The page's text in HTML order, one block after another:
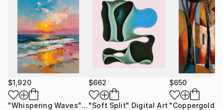
Durante gli studi si concentra sulla ricerca di varie
forme di espressione e tecniche artistiche innovative.
Finiti gli studi nel 2013 inizia a collaborare in diversi
studi di architettura e aziende di design portando
avanti la produzione di opere d'arte tra scultura,
stampe d'arte e dipinti.
$1,920
"Whispering Waves"Digital Art
$662
"Soft Split" Digital Art
$650
"Coppergold"